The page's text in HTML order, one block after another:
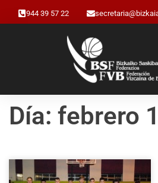
944 39 57 22
Día: febrero